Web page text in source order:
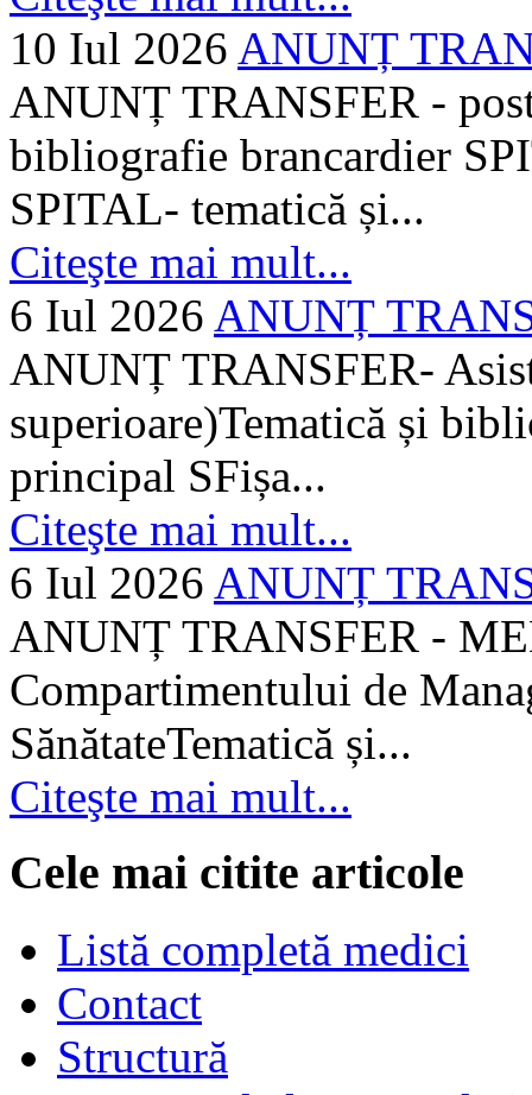
10 Iul 2026 ANUNȚ
ANUNȚ TRANSFER -
bibliografie brancardier
SPITAL- tematică și...
Citeşte mai mult...
6 Iul 2026 ANUNȚ
ANUNȚ TRANSFER-
superioare)Tematică și
principal SFișa...
Citeşte mai mult...
6 Iul 2026 ANUNȚ
ANUNȚ TRANSFER -
Compartimentului de
SănătateTematică și...
Citeşte mai mult...
Cele mai citite articole
Listă completă medici
Contact
Structură